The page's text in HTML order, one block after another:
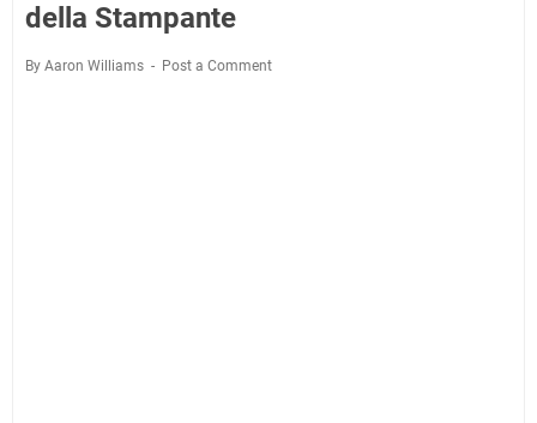
della Stampante
By Aaron Williams Post a Comment